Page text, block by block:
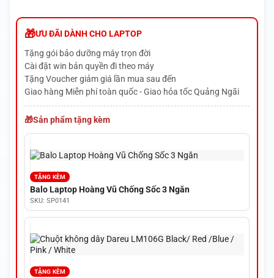
ƯU ĐÃI DÀNH CHO LAPTOP
Tặng gói bảo dưỡng máy trọn đời
Cài đặt win bản quyền đi theo máy
Tặng Voucher giảm giá lần mua sau đến
Giao hàng Miễn phí toàn quốc - Giao hỏa tốc Quảng Ngãi
Sản phẩm tặng kèm
TẶNG KÈM
Balo Laptop Hoàng Vũ Chống Sốc 3 Ngăn
SKU: SP0141
TẶNG KÈM